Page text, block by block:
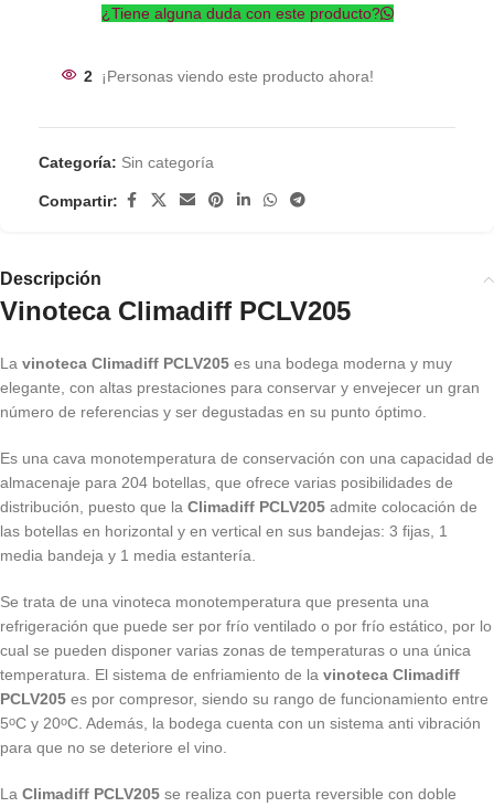
¿Tiene alguna duda con este producto?
2 ¡Personas viendo este producto ahora!
Categoría: Sin categoría
Compartir:
Descripción
Vinoteca Climadiff PCLV205
La vinoteca Climadiff PCLV205 es una bodega moderna y muy
elegante, con altas prestaciones para conservar y envejecer un gran
número de referencias y ser degustadas en su punto óptimo.
Es una cava monotemperatura de conservación con una capacidad de
almacenaje para 204 botellas, que ofrece varias posibilidades de
distribución, puesto que la Climadiff PCLV205 admite colocación de
las botellas en horizontal y en vertical en sus bandejas: 3 fijas, 1
media bandeja y 1 media estantería.
Se trata de una vinoteca monotemperatura que presenta una
refrigeración que puede ser por frío ventilado o por frío estático, por lo
cual se pueden disponer varias zonas de temperaturas o una única
temperatura. El sistema de enfriamiento de la vinoteca Climadiff
PCLV205 es por compresor, siendo su rango de funcionamiento entre
5oC y 20oC. Además, la bodega cuenta con un sistema anti vibración
para que no se deteriore el vino.
La Climadiff PCLV205 se realiza con puerta reversible con doble